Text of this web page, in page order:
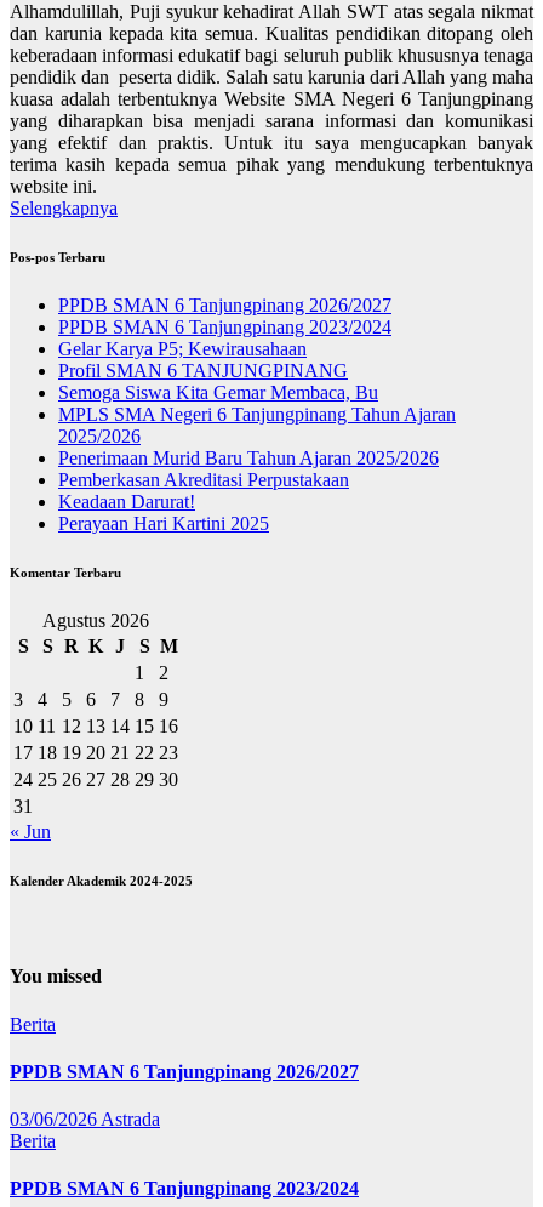
Alhamdulillah, Puji syukur kehadirat Allah SWT atas segala nikmat
dan karunia kepada kita semua. Kualitas pendidikan ditopang oleh
keberadaan informasi edukatif bagi seluruh publik khususnya tenaga
pendidik dan peserta didik. Salah satu karunia dari Allah yang maha
kuasa adalah terbentuknya Website SMA Negeri 6 Tanjungpinang
yang diharapkan bisa menjadi sarana informasi dan komunikasi
yang efektif dan praktis. Untuk itu saya mengucapkan banyak
terima kasih kepada semua pihak yang mendukung terbentuknya
website ini.
Selengkapnya
Pos-pos Terbaru
PPDB SMAN 6 Tanjungpinang 2026/2027
PPDB SMAN 6 Tanjungpinang 2023/2024
Gelar Karya P5; Kewirausahaan
Profil SMAN 6 TANJUNGPINANG
Semoga Siswa Kita Gemar Membaca, Bu
MPLS SMA Negeri 6 Tanjungpinang Tahun Ajaran
2025/2026
Penerimaan Murid Baru Tahun Ajaran 2025/2026
Pemberkasan Akreditasi Perpustakaan
Keadaan Darurat!
Perayaan Hari Kartini 2025
Komentar Terbaru
Agustus 2026
S
S R K J S M
1
2
3
4 5 6 7 8
9
10 11 12 13 14 15 16
17 18 19 20 21 22 23
24 25 26 27 28 29 30
31
« Jun
Kalender Akademik 2024-2025
You missed
Berita
PPDB SMAN 6 Tanjungpinang 2026/2027
03/06/2026 Astrada
Berita
PPDB SMAN 6 Tanjungpinang 2023/2024